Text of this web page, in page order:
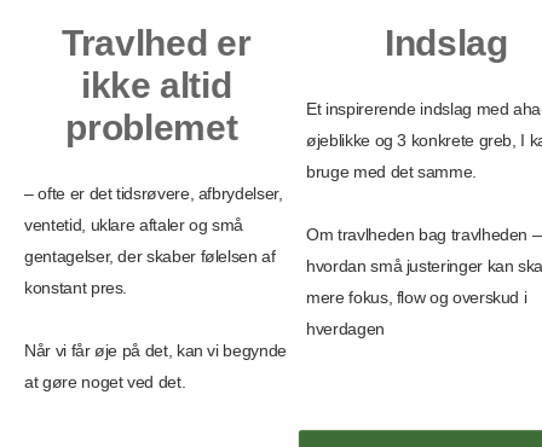
Travlhed er
ikke altid
problemet
– ofte er det tidsrøvere, afbrydelser,
ventetid, uklare aftaler og små
gentagelser, der skaber følelsen af
konstant pres.
Når vi får øje på det, kan vi begynde
at gøre noget ved det.
Indslag
Et inspirerende indslag med
øjeblikke og 3 konkrete greb, I
bruge med det samme.
Om travlheden bag travlheden
hvordan små justeringer kan
mere fokus, flow og overskud i
hverdagen